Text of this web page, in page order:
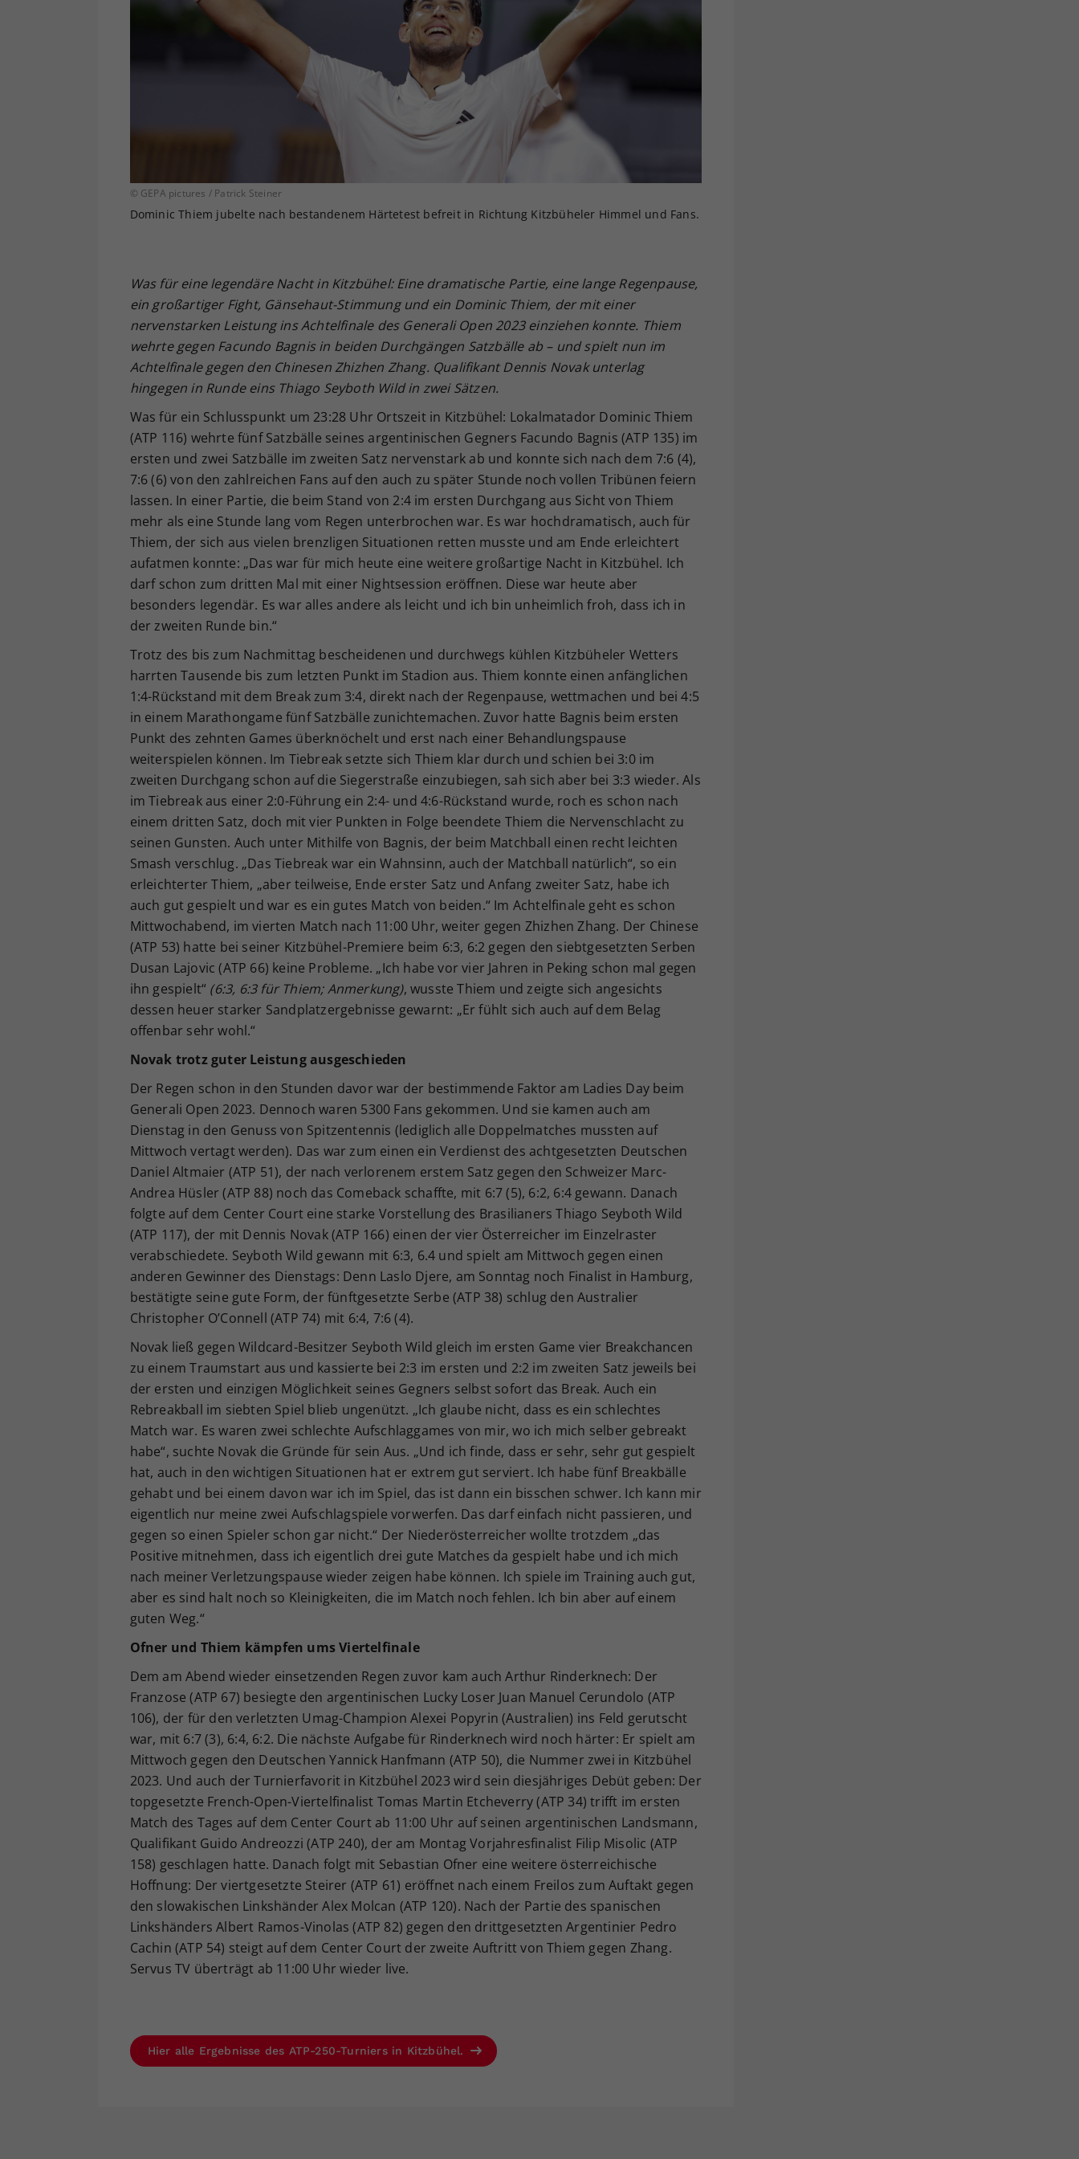
© GEPA pictures / Patrick Steiner
Dominic Thiem jubelte nach bestandenem Härtetest befreit in Richtung Kitzbüheler Himmel und Fans.
Was für eine legendäre Nacht in Kitzbühel: Eine dramatische Partie, eine lange Regenpause,
ein großartiger Fight, Gänsehaut-Stimmung und ein Dominic Thiem, der mit einer
nervenstarken Leistung ins Achtelfinale des Generali Open 2023 einziehen konnte. Thiem
wehrte gegen Facundo Bagnis in beiden Durchgängen Satzbälle ab – und spielt nun im
Achtelfinale gegen den Chinesen Zhizhen Zhang. Qualifikant Dennis Novak unterlag
hingegen in Runde eins Thiago Seyboth Wild in zwei Sätzen.
Was für ein Schlusspunkt um 23:28 Uhr Ortszeit in Kitzbühel: Lokalmatador Dominic Thiem
(ATP 116) wehrte fünf Satzbälle seines argentinischen Gegners Facundo Bagnis (ATP 135) im
ersten und zwei Satzbälle im zweiten Satz nervenstark ab und konnte sich nach dem 7:6 (4),
7:6 (6) von den zahlreichen Fans auf den auch zu später Stunde noch vollen Tribünen feiern
lassen. In einer Partie, die beim Stand von 2:4 im ersten Durchgang aus Sicht von Thiem
mehr als eine Stunde lang vom Regen unterbrochen war. Es war hochdramatisch, auch für
Thiem, der sich aus vielen brenzligen Situationen retten musste und am Ende erleichtert
aufatmen konnte: „Das war für mich heute eine weitere großartige Nacht in Kitzbühel. Ich
darf schon zum dritten Mal mit einer Nightsession eröffnen. Diese war heute aber
besonders legendär. Es war alles andere als leicht und ich bin unheimlich froh, dass ich in
der zweiten Runde bin.“
Trotz des bis zum Nachmittag bescheidenen und durchwegs kühlen Kitzbüheler Wetters
harrten Tausende bis zum letzten Punkt im Stadion aus. Thiem konnte einen anfänglichen
1:4-Rückstand mit dem Break zum 3:4, direkt nach der Regenpause, wettmachen und bei 4:5
in einem Marathongame fünf Satzbälle zunichtemachen. Zuvor hatte Bagnis beim ersten
Punkt des zehnten Games überknöchelt und erst nach einer Behandlungspause
weiterspielen können. Im Tiebreak setzte sich Thiem klar durch und schien bei 3:0 im
zweiten Durchgang schon auf die Siegerstraße einzubiegen, sah sich aber bei 3:3 wieder. Als
im Tiebreak aus einer 2:0-Führung ein 2:4- und 4:6-Rückstand wurde, roch es schon nach
einem dritten Satz, doch mit vier Punkten in Folge beendete Thiem die Nervenschlacht zu
seinen Gunsten. Auch unter Mithilfe von Bagnis, der beim Matchball einen recht leichten
Smash verschlug. „Das Tiebreak war ein Wahnsinn, auch der Matchball natürlich“, so ein
erleichterter Thiem, „aber teilweise, Ende erster Satz und Anfang zweiter Satz, habe ich
auch gut gespielt und war es ein gutes Match von beiden.“ Im Achtelfinale geht es schon
Mittwochabend, im vierten Match nach 11:00 Uhr, weiter gegen Zhizhen Zhang. Der Chinese
(ATP 53) hatte bei seiner Kitzbühel-Premiere beim 6:3, 6:2 gegen den siebtgesetzten Serben
Dusan Lajovic (ATP 66) keine Probleme. „Ich habe vor vier Jahren in Peking schon mal gegen
ihn gespielt“ (6:3, 6:3 für Thiem; Anmerkung), wusste Thiem und zeigte sich angesichts
dessen heuer starker Sandplatzergebnisse gewarnt: „Er fühlt sich auch auf dem Belag
offenbar sehr wohl.“
Novak trotz guter Leistung ausgeschieden
Der Regen schon in den Stunden davor war der bestimmende Faktor am Ladies Day beim
Generali Open 2023. Dennoch waren 5300 Fans gekommen. Und sie kamen auch am
Dienstag in den Genuss von Spitzentennis (lediglich alle Doppelmatches mussten auf
Mittwoch vertagt werden). Das war zum einen ein Verdienst des achtgesetzten Deutschen
Daniel Altmaier (ATP 51), der nach verlorenem erstem Satz gegen den Schweizer Marc-
Andrea Hüsler (ATP 88) noch das Comeback schaffte, mit 6:7 (5), 6:2, 6:4 gewann. Danach
folgte auf dem Center Court eine starke Vorstellung des Brasilianers Thiago Seyboth Wild
(ATP 117), der mit Dennis Novak (ATP 166) einen der vier Österreicher im Einzelraster
verabschiedete. Seyboth Wild gewann mit 6:3, 6.4 und spielt am Mittwoch gegen einen
anderen Gewinner des Dienstags: Denn Laslo Djere, am Sonntag noch Finalist in Hamburg,
bestätigte seine gute Form, der fünftgesetzte Serbe (ATP 38) schlug den Australier
Christopher O’Connell (ATP 74) mit 6:4, 7:6 (4).
Novak ließ gegen Wildcard-Besitzer Seyboth Wild gleich im ersten Game vier Breakchancen
zu einem Traumstart aus und kassierte bei 2:3 im ersten und 2:2 im zweiten Satz jeweils bei
der ersten und einzigen Möglichkeit seines Gegners selbst sofort das Break. Auch ein
Rebreakball im siebten Spiel blieb ungenützt. „Ich glaube nicht, dass es ein schlechtes
Match war. Es waren zwei schlechte Aufschlaggames von mir, wo ich mich selber gebreakt
habe“, suchte Novak die Gründe für sein Aus. „Und ich finde, dass er sehr, sehr gut gespielt
hat, auch in den wichtigen Situationen hat er extrem gut serviert. Ich habe fünf Breakbälle
gehabt und bei einem davon war ich im Spiel, das ist dann ein bisschen schwer. Ich kann mir
eigentlich nur meine zwei Aufschlagspiele vorwerfen. Das darf einfach nicht passieren, und
gegen so einen Spieler schon gar nicht.“ Der Niederösterreicher wollte trotzdem „das
Positive mitnehmen, dass ich eigentlich drei gute Matches da gespielt habe und ich mich
nach meiner Verletzungspause wieder zeigen habe können. Ich spiele im Training auch gut,
aber es sind halt noch so Kleinigkeiten, die im Match noch fehlen. Ich bin aber auf einem
guten Weg.“
Ofner und Thiem kämpfen ums Viertelfinale
Dem am Abend wieder einsetzenden Regen zuvor kam auch Arthur Rinderknech: Der
Franzose (ATP 67) besiegte den argentinischen Lucky Loser Juan Manuel Cerundolo (ATP
106), der für den verletzten Umag-Champion Alexei Popyrin (Australien) ins Feld gerutscht
war, mit 6:7 (3), 6:4, 6:2. Die nächste Aufgabe für Rinderknech wird noch härter: Er spielt am
Mittwoch gegen den Deutschen Yannick Hanfmann (ATP 50), die Nummer zwei in Kitzbühel
2023. Und auch der Turnierfavorit in Kitzbühel 2023 wird sein diesjähriges Debüt geben: Der
topgesetzte French-Open-Viertelfinalist Tomas Martin Etcheverry (ATP 34) trifft im ersten
Match des Tages auf dem Center Court ab 11:00 Uhr auf seinen argentinischen Landsmann,
Qualifikant Guido Andreozzi (ATP 240), der am Montag Vorjahresfinalist Filip Misolic (ATP
158) geschlagen hatte. Danach folgt mit Sebastian Ofner eine weitere österreichische
Hoffnung: Der viertgesetzte Steirer (ATP 61) eröffnet nach einem Freilos zum Auftakt gegen
den slowakischen Linkshänder Alex Molcan (ATP 120). Nach der Partie des spanischen
Linkshänders Albert Ramos-Vinolas (ATP 82) gegen den drittgesetzten Argentinier Pedro
Cachin (ATP 54) steigt auf dem Center Court der zweite Auftritt von Thiem gegen Zhang.
Servus TV überträgt ab 11:00 Uhr wieder live.
Hier alle Ergebnisse des ATP-250-Turniers in Kitzbühel.
Ihrer vorgenommen Einstellungen, falls der
Webseiten-Betreiber dies eingestellt hat.